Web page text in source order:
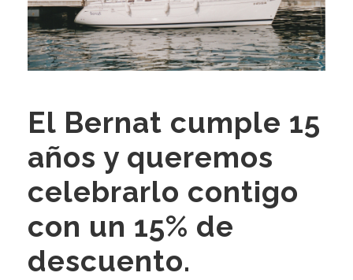
El Bernat cumple 15
años y queremos
celebrarlo contigo
con un 15% de
descuento.